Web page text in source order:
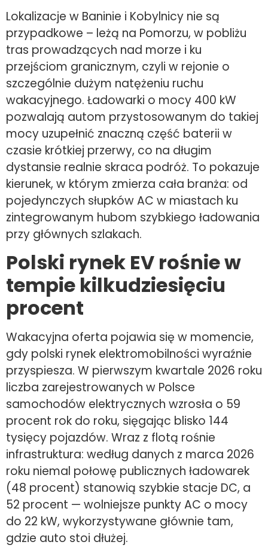
Lokalizacje w Baninie i Kobylnicy nie są
przypadkowe – leżą na Pomorzu, w pobliżu
tras prowadzących nad morze i ku
przejściom granicznym, czyli w rejonie o
szczególnie dużym natężeniu ruchu
wakacyjnego. Ładowarki o mocy 400 kW
pozwalają autom przystosowanym do takiej
mocy uzupełnić znaczną część baterii w
czasie krótkiej przerwy, co na długim
dystansie realnie skraca podróż. To pokazuje
kierunek, w którym zmierza cała branża: od
pojedynczych słupków AC w miastach ku
zintegrowanym hubom szybkiego ładowania
przy głównych szlakach.
Polski rynek EV rośnie w
tempie kilkudziesięciu
procent
Wakacyjna oferta pojawia się w momencie,
gdy polski rynek elektromobilności wyraźnie
przyspiesza. W pierwszym kwartale 2026 roku
liczba zarejestrowanych w Polsce
samochodów elektrycznych wzrosła o 59
procent rok do roku, sięgając blisko 144
tysięcy pojazdów. Wraz z flotą rośnie
infrastruktura: według danych z marca 2026
roku niemal połowę publicznych ładowarek
(48 procent) stanowią szybkie stacje DC, a
52 procent — wolniejsze punkty AC o mocy
do 22 kW, wykorzystywane głównie tam,
gdzie auto stoi dłużej.